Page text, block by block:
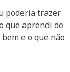
poderia trazer
que aprendi de
e o que não